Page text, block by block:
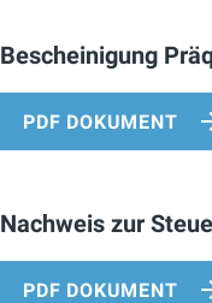
Bescheinigung
PDF DOKUMENT
Nachweis zur
PDF DOKUMENT